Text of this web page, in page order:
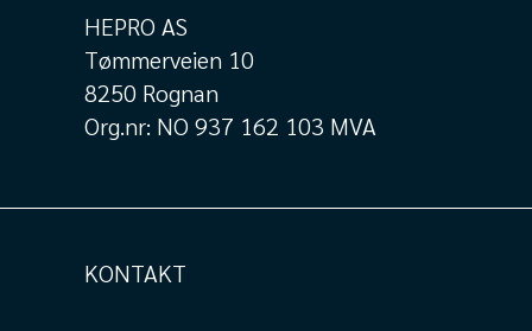
HEPRO AS
Tømmerveien 10
8250 Rognan
Org.nr: NO 937 162 103 MVA
KONTAKT